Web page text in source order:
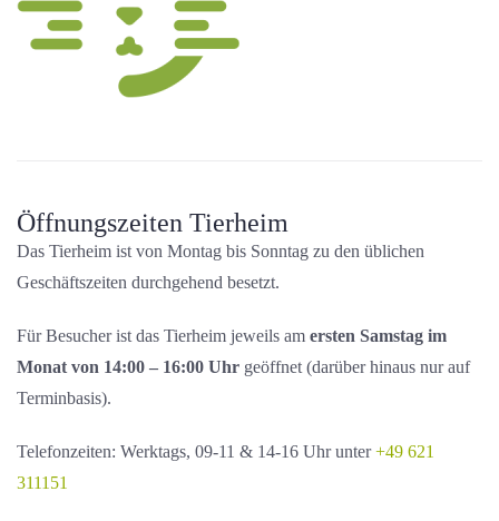
Öffnungszeiten Tierheim
Das Tierheim ist von Montag bis Sonntag zu den üblichen
Geschäftszeiten durchgehend besetzt.
Für Besucher ist das Tierheim jeweils am ersten Samstag im
Monat von 14:00 – 16:00 Uhr geöffnet (darüber hinaus nur auf
Terminbasis).
Telefonzeiten: Werktags, 09-11 & 14-16 Uhr unter+49 621
311151